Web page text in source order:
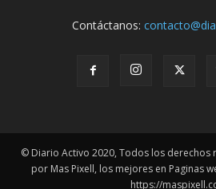
Contáctanos:
© Diario Activo 2020, Todos los derechos
por Mas Pixell, los mejores en Paginas
https://